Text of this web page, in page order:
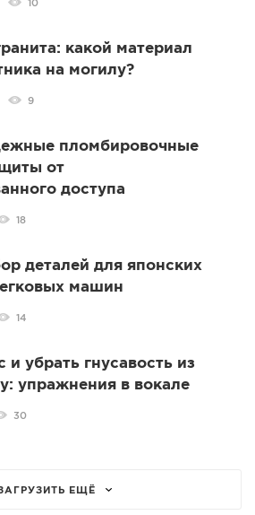
10
какой материал
на могилу?
9
пломбировочные
от
доступа
18
деталей для японских
машин
14
и убрать гнусавость из
упражнения в вокале
30
ЕЩЁ